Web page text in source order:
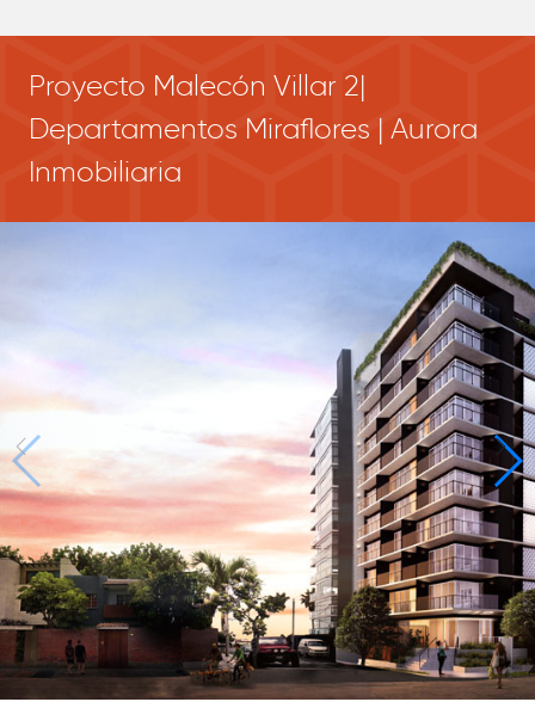
Proyecto Malecón Villar 2|
Departamentos Miraflores | Aurora
Inmobiliaria